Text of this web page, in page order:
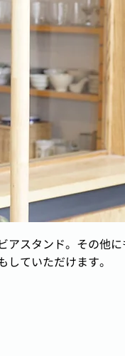
スタンド。その他
ていただけます。